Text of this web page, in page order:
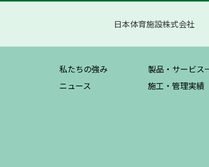
日本体育施設株式会社
私たちの強み
ニュース
製品・サービス
施工・管理実績